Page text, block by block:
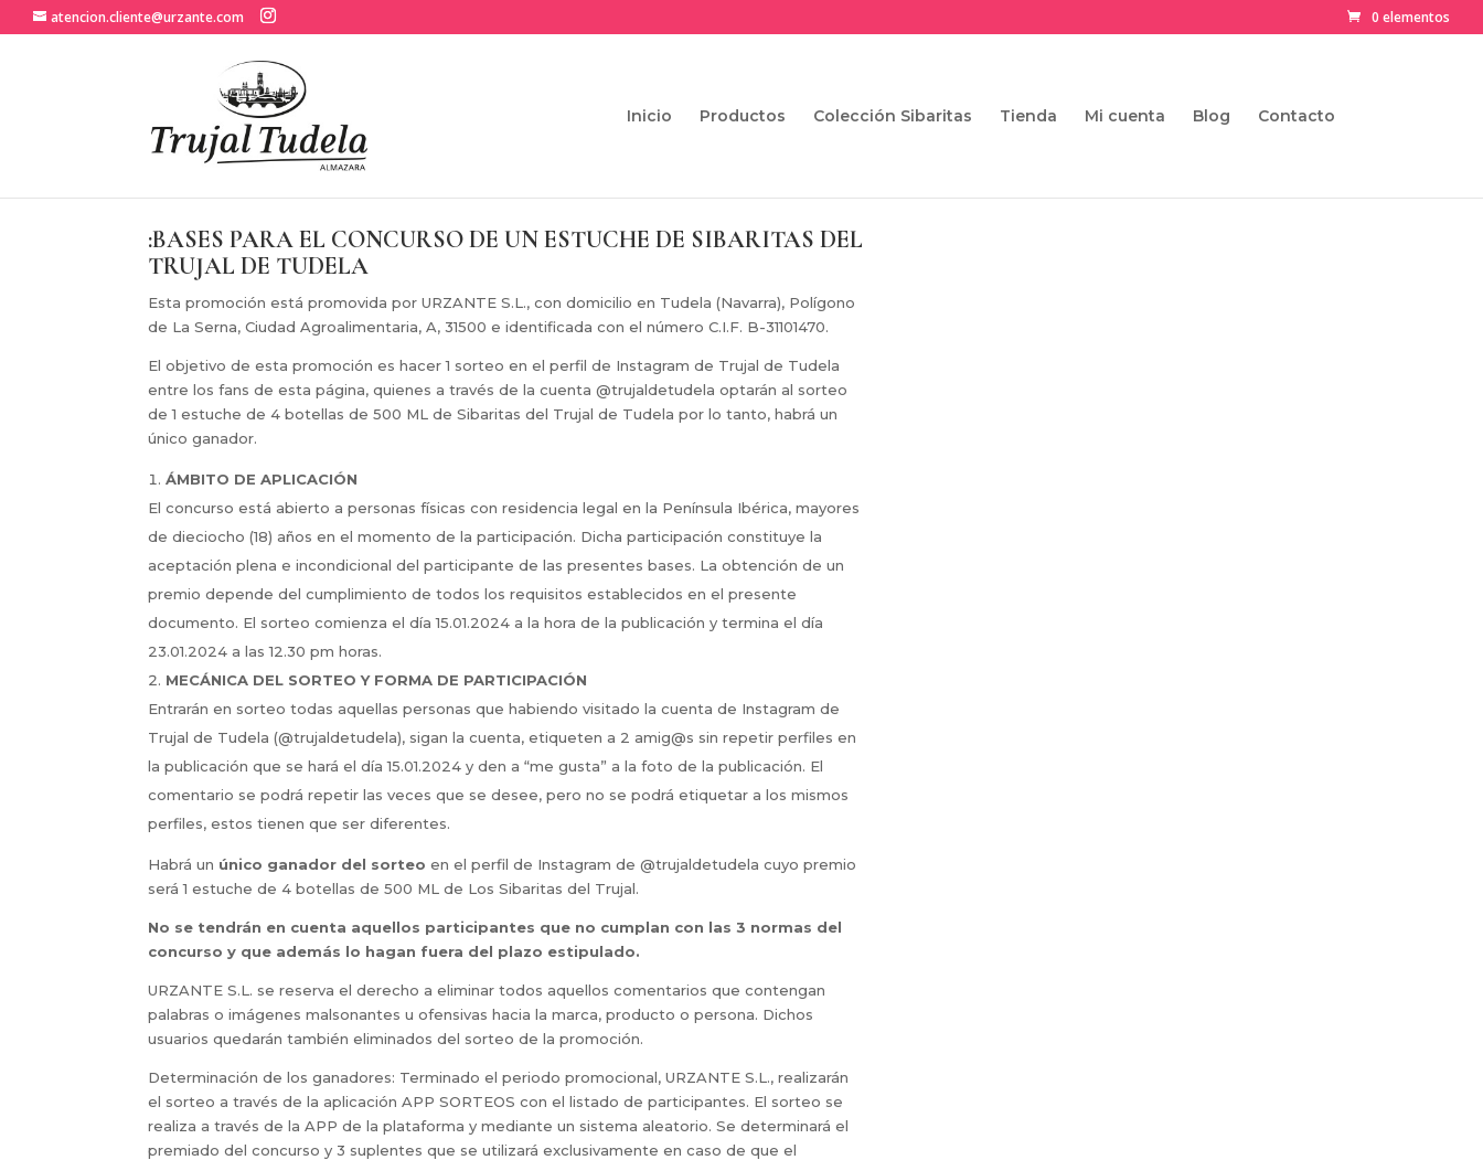
atencion.cliente@urzante.com 0 elementos
Inicio Productos Colección Sibaritas Tienda Mi cuenta Blog Contacto
:BASES PARA EL CONCURSO DE UN ESTUCHE DE SIBARITAS DEL
TRUJAL DE TUDELA
Esta promoción está promovida por URZANTE S.L., con domicilio en Tudela (Navarra), Polígono
de La Serna, Ciudad Agroalimentaria, A, 31500 e identificada con el número C.I.F. B-31101470.
El objetivo de esta promoción es hacer 1 sorteo en el perfil de Instagram de Trujal de Tudela
entre los fans de esta página, quienes a través de la cuenta @trujaldetudela optarán al sorteo
de 1 estuche de 4 botellas de 500 ML de Sibaritas del Trujal de Tudela por lo tanto, habrá un
único ganador.
ÁMBITO DE APLICACIÓN
El concurso está abierto a personas físicas con residencia legal en la Península Ibérica, mayores
de dieciocho (18) años en el momento de la participación. Dicha participación constituye la
aceptación plena e incondicional del participante de las presentes bases. La obtención de un
premio depende del cumplimiento de todos los requisitos establecidos en el presente
documento. El sorteo comienza el día 15.01.2024 a la hora de la publicación y termina el día
23.01.2024 a las 12.30 pm horas.
MECÁNICA DEL SORTEO Y FORMA DE PARTICIPACIÓN
Entrarán en sorteo todas aquellas personas que habiendo visitado la cuenta de Instagram de
Trujal de Tudela (@trujaldetudela), sigan la cuenta, etiqueten a 2 amig@s sin repetir perfiles en
la publicación que se hará el día 15.01.2024 y den a “me gusta” a la foto de la publicación. El
comentario se podrá repetir las veces que se desee, pero no se podrá etiquetar a los mismos
perfiles, estos tienen que ser diferentes.
Habrá un único ganador del sorteo en el perfil de Instagram de @trujaldetudela cuyo premio
será 1 estuche de 4 botellas de 500 ML de Los Sibaritas del Trujal.
No se tendrán en cuenta aquellos participantes que no cumplan con las 3 normas del
concurso y que además lo hagan fuera del plazo estipulado.
URZANTE S.L. se reserva el derecho a eliminar todos aquellos comentarios que contengan
palabras o imágenes malsonantes u ofensivas hacia la marca, producto o persona. Dichos
usuarios quedarán también eliminados del sorteo de la promoción.
Determinación de los ganadores: Terminado el periodo promocional, URZANTE S.L., realizarán
el sorteo a través de la aplicación APP SORTEOS con el listado de participantes. El sorteo se
realiza a través de la APP de la plataforma y mediante un sistema aleatorio. Se determinará el
premiado del concurso y 3 suplentes que se utilizará exclusivamente en caso de que el